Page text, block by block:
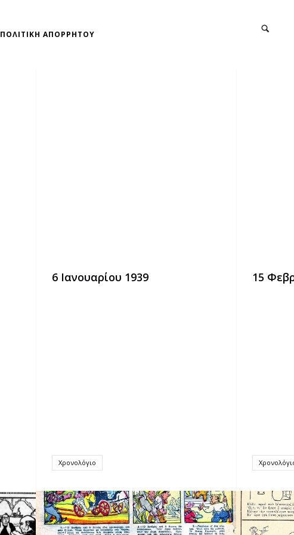
ΠΟΛΙΤΙΚΗ ΑΠΟΡΡΗΤΟΥ
6 Ιανουαρίου 1939
Χρονολόγιο
15